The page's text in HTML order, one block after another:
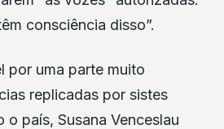
consciência disso”.
por uma parte muito
replicadas por sistes
país, Susana Venceslau